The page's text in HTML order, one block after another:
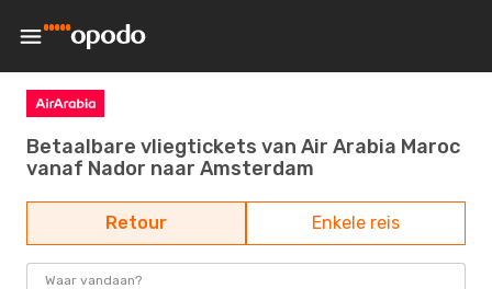
Betaalbare vliegtickets van Air Arabia Maroc
vanaf Nador naar Amsterdam
Retour Enkele reis
Waar vandaan?